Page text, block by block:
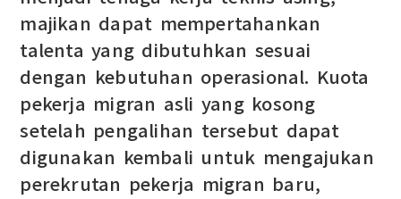
majikan dapat mempertahankan
talenta yang dibutuhkan sesuai
dengan kebutuhan operasional. Kuota
pekerja migran asli yang kosong
setelah pengalihan tersebut dapat
digunakan kembali untuk mengajukan
perekrutan pekerja migran baru,